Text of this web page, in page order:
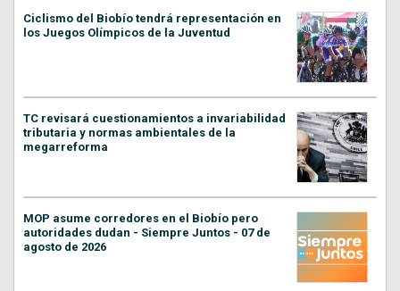
Ciclismo del Biobío tendrá representación en
los Juegos Olímpicos de la Juventud
TC revisará cuestionamientos a invariabilidad
tributaria y normas ambientales de la
megarreforma
MOP asume corredores en el Biobío pero
autoridades dudan - Siempre Juntos - 07 de
agosto de 2026